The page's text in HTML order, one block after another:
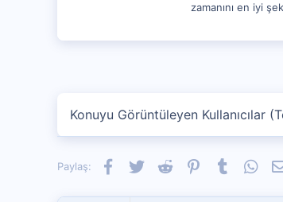
zamanını en iyi
Konuyu Görüntüleyen Kullanıcılar
Paylaş: Facebook
TwitterReddit PinterestTumblr